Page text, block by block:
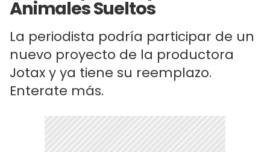
Animales Sueltos
La periodista podría participar de un
nuevo proyecto de la productora
Jotax y ya tiene su reemplazo.
Enterate más.